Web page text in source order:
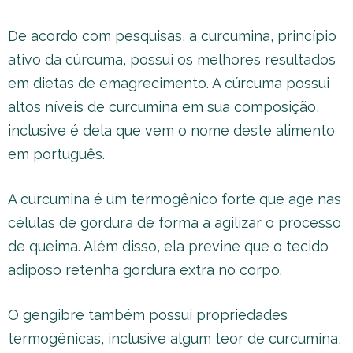
De acordo com pesquisas, a curcumina, princípio
ativo da cúrcuma, possui os melhores resultados
em dietas de emagrecimento. A cúrcuma possui
altos níveis de curcumina em sua composição,
inclusive é dela que vem o nome deste alimento
em português.
A curcumina é um termogênico forte que age nas
células de gordura de forma a agilizar o processo
de queima. Além disso, ela previne que o tecido
adiposo retenha gordura extra no corpo.
O gengibre também possui propriedades
termogênicas, inclusive algum teor de curcumina,